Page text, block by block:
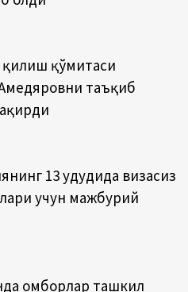
қилиш қўмитаси
таъқиб
13 ҳудудида визасиз
учун мажбурий
омборлар ташкил